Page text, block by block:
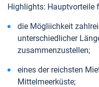
Highlights: Hauptvorteile
die Mögliichkeit
unterschiedlicher
zusammenzustellen;
eines der reichsten
Mittelmeerküste;